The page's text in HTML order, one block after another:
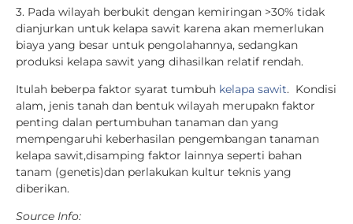
3. Pada wilayah berbukit dengan kemiringan >30% tidak
dianjurkan untuk kelapa sawit karena akan memerlukan
biaya yang besar untuk pengolahannya, sedangkan
produksi kelapa sawit yang dihasilkan relatif rendah.
Itulah beberpa faktor syarat tumbuh kelapa sawit. Kondisi
alam, jenis tanah dan bentuk wilayah merupakn faktor
penting dalan pertumbuhan tanaman dan yang
mempengaruhi keberhasilan pengembangan tanaman
kelapa sawit,disamping faktor lainnya seperti bahan
tanam (genetis)dan perlakukan kultur teknis yang
diberikan.
Source Info: